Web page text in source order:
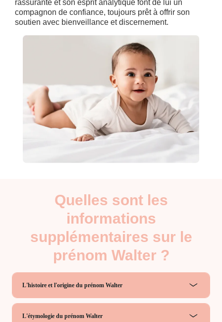
rassurante et son esprit analytique font de lui un
compagnon de confiance, toujours prêt à offrir son
soutien avec bienveillance et discernement.
Quelles sont les
informations
supplémentaires sur le
prénom Walter ?
L'histoire et l'origine du prénom Walter
L'étymologie du prénom Walter